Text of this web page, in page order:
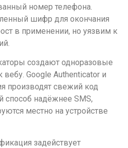
номер телефона.
шифр для окончания
в применении, но уязвим к
создают одноразовые
Google Authenticator и
производят свежий код
способ надёжнее SMS,
местно на устройстве
задействует